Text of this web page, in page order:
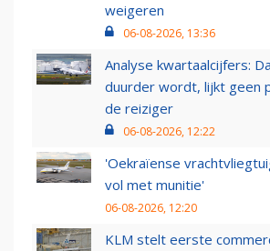
weigeren
06-08-2026, 13:36
Analyse kwartaalcijfers:
duurder wordt, lijkt geen
de reiziger
06-08-2026, 12:22
'Oekraïense
vol met munitie'
06-08-2026, 12:20
KLM stelt eerste